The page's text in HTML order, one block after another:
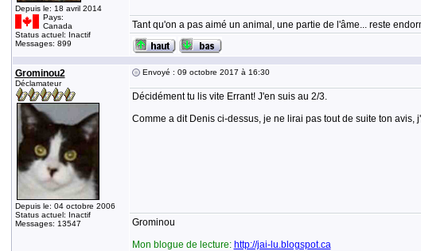
Depuis le: 18 avril 2014
Pays:
Canada
Status actuel: Inactif
Messages: 899
Tant qu'on a pas aimé un animal, une partie de l'âme... reste
Grominou2
Déclamateur
Depuis le: 04 octobre 2006
Status actuel: Inactif
Messages: 13547
Envoyé : 09 octobre 2017 à 16:30
Décidément tu lis vite Errant! J'en suis au 2/3.
Comme a dit Denis ci-dessus, je ne lirai pas tout de suite ton avis,
Grominou
Mon blogue de lecture: http://jai-lu.blogspot.ca